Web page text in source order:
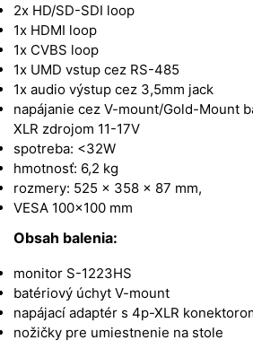
2x HD/SD-SDI loop
1x HDMI loop
1x CVBS loop
1x UMD vstup cez RS-485
1x audio výstup cez 3,5mm jack
napájanie cez V-mount/Gold-Mount
XLR zdrojom 11-17V
spotreba: <32W
hmotnosť: 6,2 kg
rozmery: 525 x 358 x 87 mm,
VESA 100×100 mm
Obsah balenia:
monitor S-1223HS
batériový úchyt V-mount
napájací adaptér s 4p-XLR
nožičky pre umiestnenie na stole